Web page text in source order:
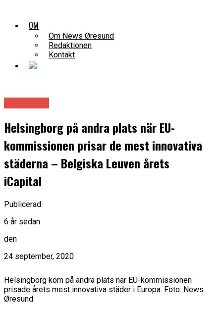
OM
Om News Øresund
Redaktionen
Kontakt
Helsingborg på andra plats när EU-
kommissionen prisar de mest innovativa
städerna – Belgiska Leuven årets
iCapital
Publicerad
6 år sedan
den
24 september, 2020
Helsingborg kom på andra plats när EU-kommissionen
prisade årets mest innovativa städer i Europa. Foto: News
Øresund